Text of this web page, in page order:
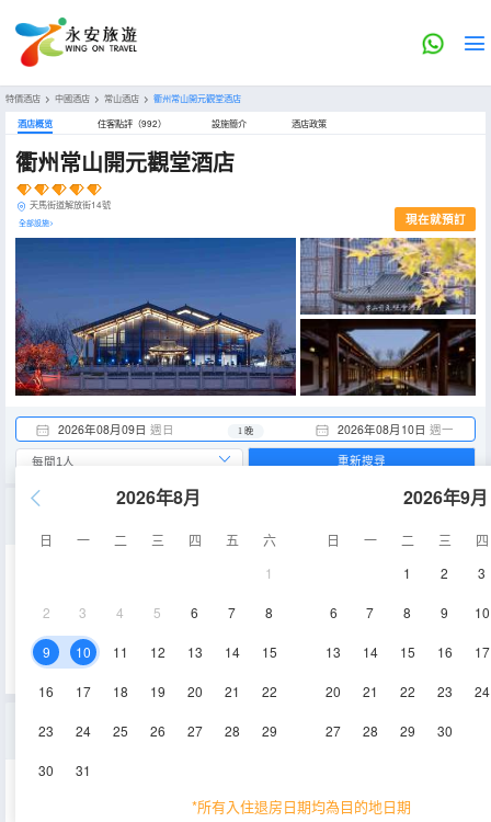
特價酒店 > 中國酒店 > 常山酒店 > 衢州常山開元觀堂酒店
酒店概览 住客點評（992） 設施簡介 酒店政策
衢州常山開元觀堂酒店
天馬街道解放街14號
全部設施> 現在就預訂
2026年08月09日 週日 2026年08月10日 週一
1 晚
2026年8月
日 一 二 三 四 五
六
1
2 3 4 5 6 7 8
9 10 11 12 13 14 15
16 17 18 19 20 21 22
23 24 25 26 27 28 29
30 31
2026年9月
日 一 二 三
四
1
2 3
6 7 8 9 10
13 14 15 16 17
20 21 22 23 24
27 28 29 30
*所有入住退房日期均為目的地日期
重新搜尋
38-46㎡ 空調
觀景雙床房（智能客控）
38-48㎡ 1-3層